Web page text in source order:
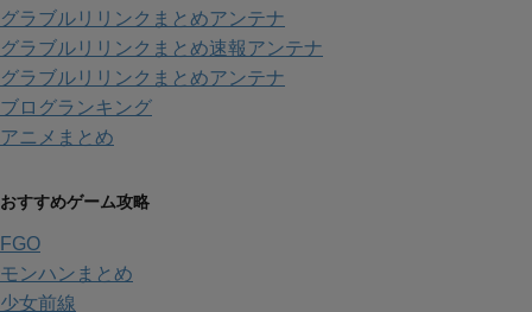
グラブルリリンクまとめアンテナ
グラブルリリンクまとめ速報アンテナ
グラブルリリンクまとめアンテナ
ブログランキング
アニメまとめ
おすすめゲーム攻略
FGO
モンハンまとめ
少女前線